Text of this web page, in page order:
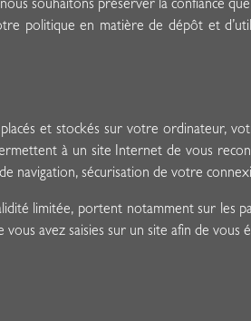
souhaitons préserver la confiance
politique en matière de dépôt et
et stockés sur votre ordinateur,
à un site Internet de vous
sécurisation de votre
limitée, portent notamment sur les
avez saisies sur un site afin de vous